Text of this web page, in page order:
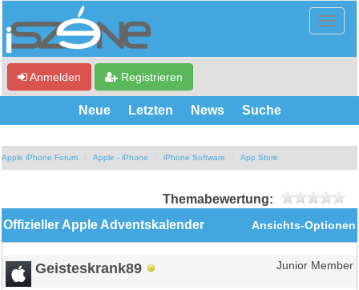
Anmelden Registrieren
Neue Letzten News Suche
Apple iPhone Forum Apple - iPhone iPhone Software App Store
Themabewertung:
Ansichts-Optionen
Offizieller Apple Adventskalender
Geisteskrank89 Junior Member